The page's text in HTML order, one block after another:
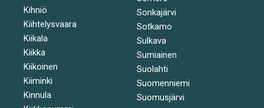
Kihniö
Kiihtelysvaara
Kiikala
Kiikka
Kiikoinen
Kiiminki
Kinnula
Sonkajärvi
Sotkamo
Sulkava
Sumiainen
Suolahti
Suomenniemi
Suomusjärvi